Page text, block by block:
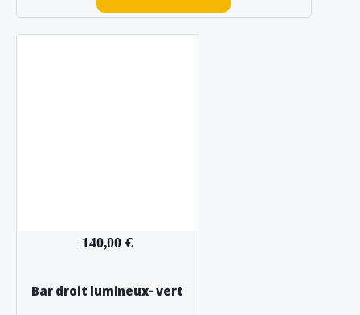
140,00 €
Bar droit lumineux- vert